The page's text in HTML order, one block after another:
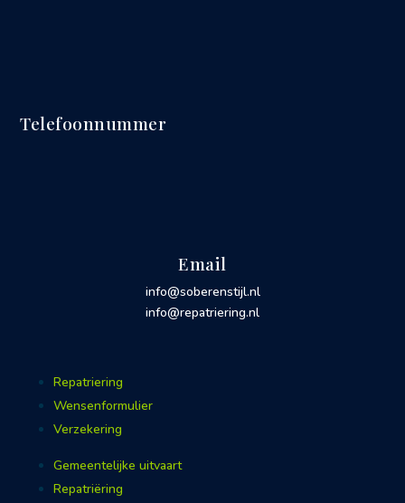
Telefoonnummer
Email
info@soberenstijl.nl
info@repatriering.nl
Repatriering
Wensenformulier
Verzekering
Gemeentelijke uitvaart
Repatriëring